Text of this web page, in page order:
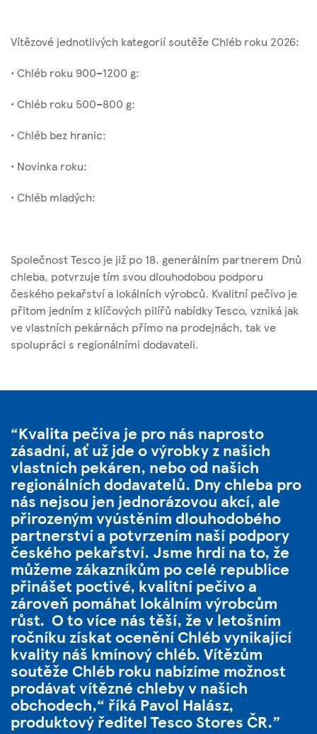
Vítězové jednotlivých kategorií soutěže Chléb roku 2026:
• Chléb roku 900–1200 g:
• Chléb roku 500–800 g:
• Chléb bez hranic:
• Novinka roku:
• Chléb mladých:
Společnost Tesco je již po 18. generálním partnerem Dnů
chleba, potvrzuje tím svou dlouhodobou podporu
českého pekařství a lokálních výrobců. Kvalitní pečivo je
přitom jedním z klíčových pilířů nabídky Tesco, vzniká jak
ve vlastních pekárnách přímo na prodejnách, tak ve
spolupráci s regionálními dodavateli.
Kvalita pečiva je pro nás naprosto
zásadní, ať už jde o výrobky z našich
vlastních pekáren, nebo od našich
regionálních dodavatelů. Dny chleba pro
nás nejsou jen jednorázovou akcí, ale
přirozeným vyústěním dlouhodobého
partnerství a potvrzením naší podpory
českého pekařství. Jsme hrdí na to, že
můžeme zákazníkům po celé republice
přinášet poctivé, kvalitní pečivo a
zároveň pomáhat lokálním výrobcům
růst. O to více nás těší, že v letošním
ročníku získat ocenění Chléb vynikající
kvality náš kmínový chléb. Vítězům
soutěže Chléb roku nabízíme možnost
prodávat vítězné chleby v našich
obchodech,“ říká Pavol Halász,
produktový ředitel Tesco Stores ČR.